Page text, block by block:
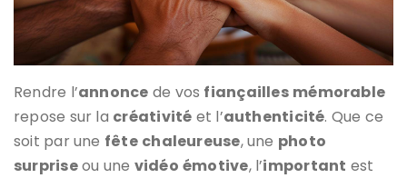
Rendre l’annonce de vos fiançailles mémorable
repose sur la créativité et l’authenticité. Que ce
soit par une fête chaleureuse, une photo
surpriseou une vidéo émotive, l’important est